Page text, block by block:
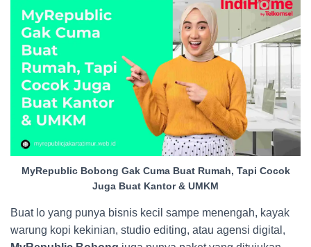
MyRepublic Bobong Gak Cuma Buat Rumah, Tapi Cocok
Juga Buat Kantor & UMKM
Buat lo yang punya bisnis kecil sampe menengah, kayak
warung kopi kekinian, studio editing, atau agensi digital,